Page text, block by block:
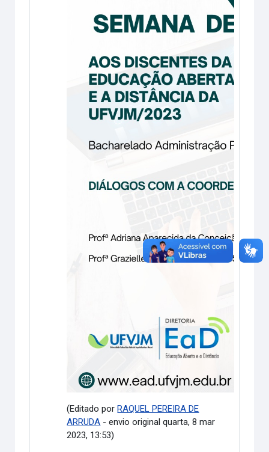
(Editado porRAQUEL PEREIRA DE
ARRUDA - envio original quarta, 8 mar
2023, 13:53)